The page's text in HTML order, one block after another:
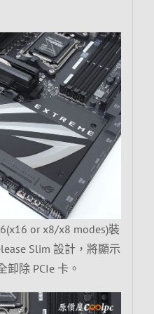
or x8/x8 modes)裝
Slim 設計，將顯示
除 PCIe 卡。